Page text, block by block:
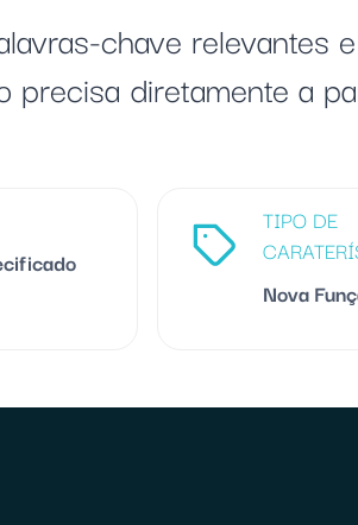
chave relevantes
precisa diretamente a
TIPO DE
Nova